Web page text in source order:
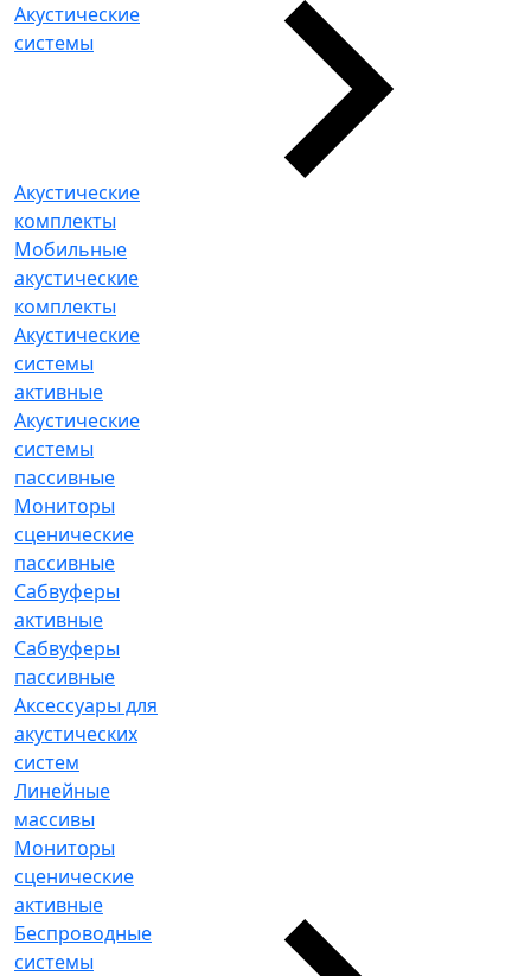
Акустические
системы
Акустические
комплекты
Мобильные
акустические
комплекты
Акустические
системы
активные
Акустические
системы
пассивные
Мониторы
сценические
пассивные
Сабвуферы
активные
Сабвуферы
пассивные
Аксессуары для
акустических
систем
Линейные
массивы
Мониторы
сценические
активные
Беспроводные
системы